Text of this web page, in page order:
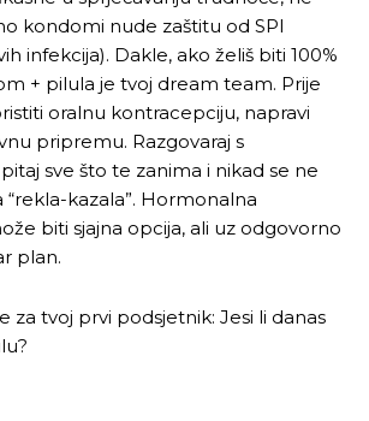
kondomi nude zaštitu od SPI
infekcija). Dakle, ako želiš biti 100%
+ pilula je tvoj dream team. Prije
oralnu kontracepciju, napravi
pripremu. Razgovaraj s
sve što te zanima i nikad se ne
“rekla-kazala”. Hormonalna
biti sjajna opcija, ali uz odgovorno
plan.
za tvoj prvi podsjetnik: Jesi li danas